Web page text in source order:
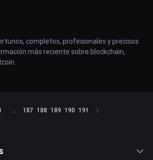
completos, profesionales y precisos
más reciente sobre blockchain,
... 187 188 189 190 191